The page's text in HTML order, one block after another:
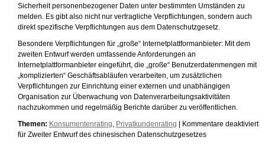
Sicherheit personenbezogener Daten unter bestimmten Umständen zu
melden. Es gibt also nicht nur vertragliche Verpflichtungen, sondern auch
direkt spezifische Verpflichtungen aus dem Datenschutzgesetz.
Besondere Verpflichtungen für „große“ Internetplattformanbieter: Mit dem
zweiten Entwurf werden umfassende Anforderungen an
Internetplattformanbieter eingeführt, die „große“ Benutzerdatenmengen mit
„komplizierten“ Geschäftsabläufen verarbeiten, um zusätzlichen
Verpflichtungen zur Einrichtung einer externen und unabhängigen
Organisation zur Überwachung von Datenverarbeitungsaktivitäten
nachzukommen und regelmäßig Berichte darüber zu veröffentlichen.
Themen: Konsumentenrating Privatkundenrating
Kommentare deaktiviert
für Zweiter Entwurf des chinesischen Datenschutzgesetzes